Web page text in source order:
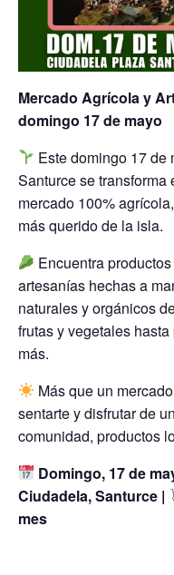
Mercado Agrícola y
domingo 17 de mayo
Este domingo 17 de
Santurce se transforma
mercado 100%
más querido de la isla.
Encuentra
artesanías hechas a
naturales y orgánicos
frutas y vegetales
más.
Más que un
sentarte y disfrutar de
comunidad, productos
Domingo, 17 de
Ciudadela, Santurce |
mes